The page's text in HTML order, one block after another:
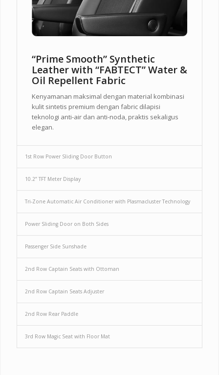
“Prime Smooth” Synthetic
Leather with “FABTECT” Water &
Oil Repellent Fabric
Kenyamanan maksimal dengan material kombinasi
kulit sintetis premium dengan fabric dilapisi
teknologi anti-air dan anti-noda, praktis sekaligus
elegan.
1st Row Power Sliding Door Button
10.2” TFT Meter Display
Tri-Zone Automatic Air Conditioner with Plasmacluster Technology
Power Sliding Door on Both Sides
Passenger Side Sunshade
2nd Row Captain Seats with Ottoman
2nd Row Captain Seats Adjuster
2nd Row Rear Paddle
3rd Row Magic Seat with Floor Mat